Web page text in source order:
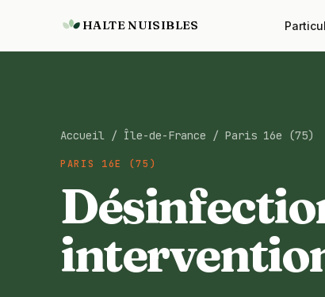
HALTE NUISIBLES
Accueil / Île-de-France / Paris 16e (75)
PARIS 16E (75)